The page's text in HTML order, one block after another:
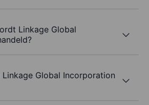
Linkage Global
Linkage Global Incorporation